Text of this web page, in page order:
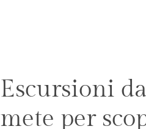
Escursioni
mete per